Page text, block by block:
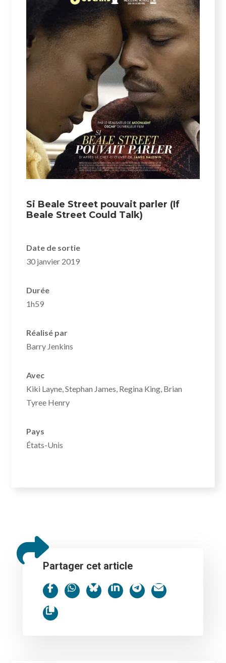
Si Beale Street pouvait parler (If
Beale Street Could Talk)
Date de sortie
30 janvier 2019
Durée
1h59
Réalisé par
Barry Jenkins
Avec
Kiki Layne, Stephan James, Regina King, Brian
Tyree Henry
Pays
États-Unis
Partager cet article